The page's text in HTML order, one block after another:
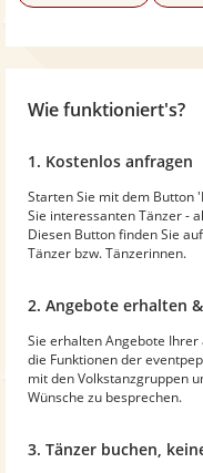
Wie funktioniert's?
1. Kostenlos anfragen
Starten Sie mit dem Button
Sie interessanten Tänzer -
Diesen Button finden Sie
Tänzer bzw. Tänzerinnen.
2. Angebote erhalten
Sie erhalten Angebote
die Funktionen der
mit den Volkstanzgruppen
Wünsche zu besprechen.
3. Tänzer buchen,